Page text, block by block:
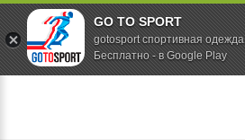
GO TO SPORT
gotosport спортивная одежда
Бесплатно - в Google Play